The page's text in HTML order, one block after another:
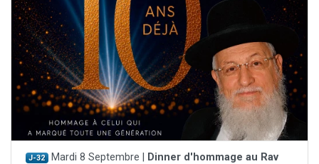
J-32 Mardi 8 Septembre |
Dinner d'hommage au Rav